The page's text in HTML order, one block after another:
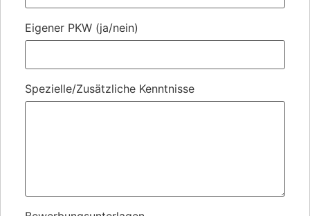
Eigener PKW (ja/nein)
Spezielle/Zusätzliche Kenntnisse